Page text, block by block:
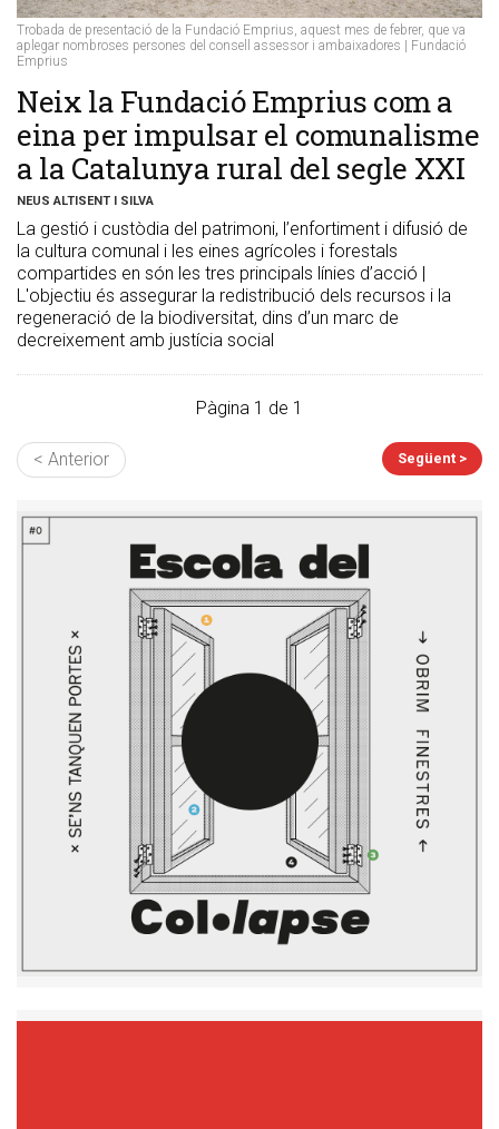
Trobada de presentació de la Fundació Emprius, aquest mes de febrer, que va
aplegar nombroses persones del consell assessor i ambaixadores | Fundació
Emprius
Neix la Fundació Emprius com a
eina per impulsar el comunalisme
a la Catalunya rural del segle XXI
NEUS ALTISENT I SILVA
La gestió i custòdia del patrimoni, l’enfortiment i difusió de
la cultura comunal i les eines agrícoles i forestals
compartides en són les tres principals línies d’acció |
L'objectiu és assegurar la redistribució dels recursos i la
regeneració de la biodiversitat, dins d’un marc de
decreixement amb justícia social
Pàgina 1 de 1
< Anterior Següent >